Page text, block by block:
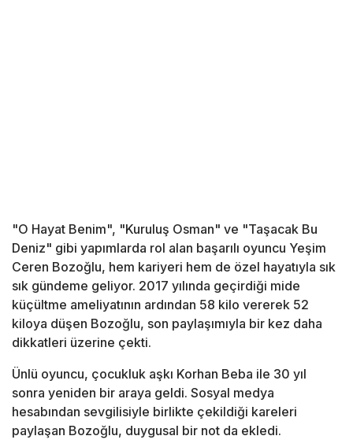
"O Hayat Benim", "Kuruluş Osman" ve "Taşacak Bu
Deniz" gibi yapımlarda rol alan başarılı oyuncu Yeşim
Ceren Bozoğlu, hem kariyeri hem de özel hayatıyla sık
sık gündeme geliyor. 2017 yılında geçirdiği mide
küçültme ameliyatının ardından 58 kilo vererek 52
kiloya düşen Bozoğlu, son paylaşımıyla bir kez daha
dikkatleri üzerine çekti.
Ünlü oyuncu, çocukluk aşkı Korhan Beba ile 30 yıl
sonra yeniden bir araya geldi. Sosyal medya
hesabından sevgilisiyle birlikte çekildiği kareleri
paylaşan Bozoğlu, duygusal bir not da ekledi.